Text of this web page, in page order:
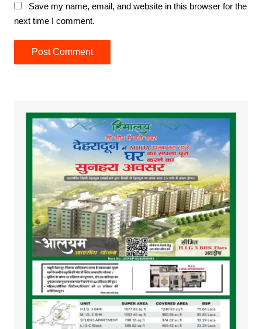
Save my name, email, and website in this browser for the
next time I comment.